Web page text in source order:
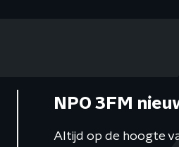
NPO 3FM
Altijd op de hoogte